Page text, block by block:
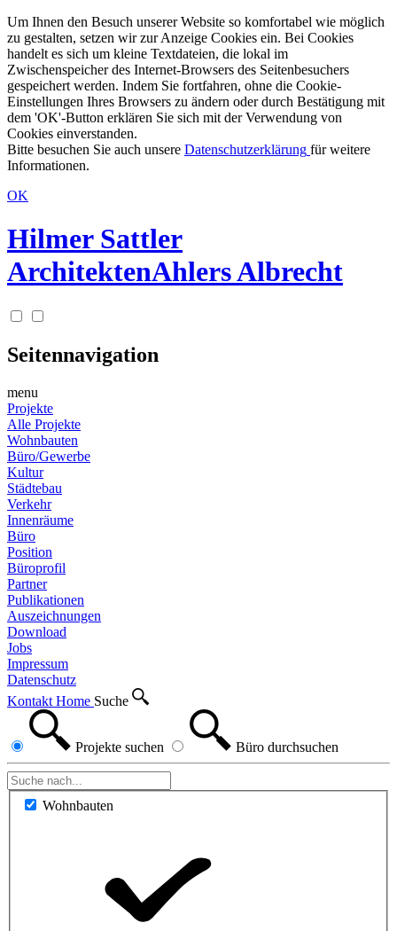
Um Ihnen den Besuch unserer Website so komfortabel wie möglich
zu gestalten, setzen wir zur Anzeige Cookies ein. Bei Cookies
handelt es sich um kleine Textdateien, die lokal im
Zwischenspeicher des Internet-Browsers des Seitenbesuchers
gespeichert werden. Indem Sie fortfahren, ohne die Cookie-
Einstellungen Ihres Browsers zu ändern oder durch Bestätigung mit
dem 'OK'-Button erklären Sie sich mit der Verwendung von
Cookies einverstanden.
Bitte besuchen Sie auch unsere Datenschutzerklärung für weitere
Informationen.
OK
Hilmer Sattler
ArchitektenAhlers Albrecht
Seitennavigation
menu
Projekte
Alle Projekte
Wohnbauten
Büro/Gewerbe
Kultur
Städtebau
Verkehr
Innenräume
Büro
Position
Büroprofil
Partner
Publikationen
Auszeichnungen
Download
Jobs
Impressum
Datenschutz
Kontakt Home Suche
Projekte suchen Büro durchsuchen
Wohnbauten